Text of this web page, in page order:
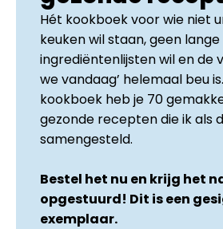
Hét kookboek voor wie niet
keuken wil staan, geen lange
ingrediëntenlijsten wil en de
we vandaag’ helemaal beu
kookboek heb je 70
gezonde recepten die ik als
samengesteld.
Bestel het nu en krijg het
opgestuurd! Dit is een
exemplaar.